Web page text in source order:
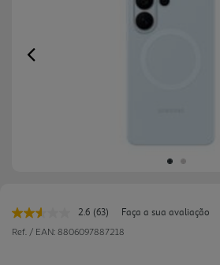
Previous
2.6 Leu
63
(63)
Faça a sua avaliação
Ref. / EAN: 8806097887218